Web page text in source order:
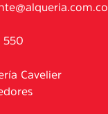
550
Cavelier